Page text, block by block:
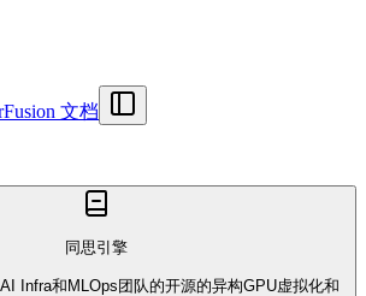
文档
同思引擎
Infra和MLOps团队的开源的异构GPU虚拟化和